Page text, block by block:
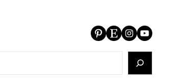
Pinterest Etsy Instagram YouTube